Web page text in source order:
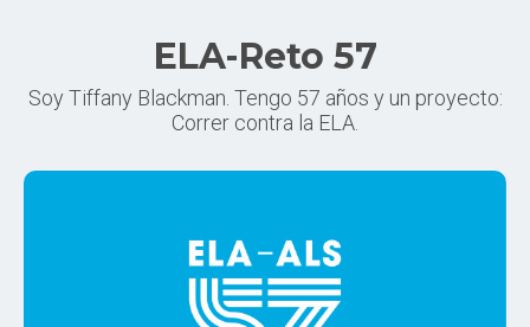
ELA-Reto 57
Soy Tiffany Blackman. Tengo 57 años y un proyecto:
Correr contra la ELA.